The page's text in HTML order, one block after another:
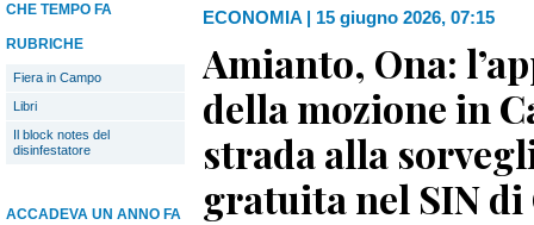
CHE TEMPO FA
RUBRICHE
Fiera in Campo
Libri
Il block notes del
disinfestatore
ACCADEVA UN ANNO FA
ECONOMIA | 15 giugno 2026, 07:15
Amianto, Ona:
della mozione in
strada alla
gratuita nel SIN